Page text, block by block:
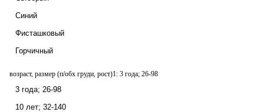
Синий
Фисташковый
Горчичный
возраст, размер (п/обх груди, рост)1: 3 года; 26-98
3 года; 26-98
10 лет; 32-140